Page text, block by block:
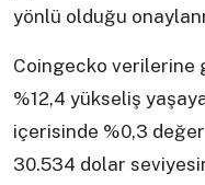
yönlü olduğu
Coingecko verilerine
%12,4 yükseliş
içerisinde %0,3
30.534 dolar